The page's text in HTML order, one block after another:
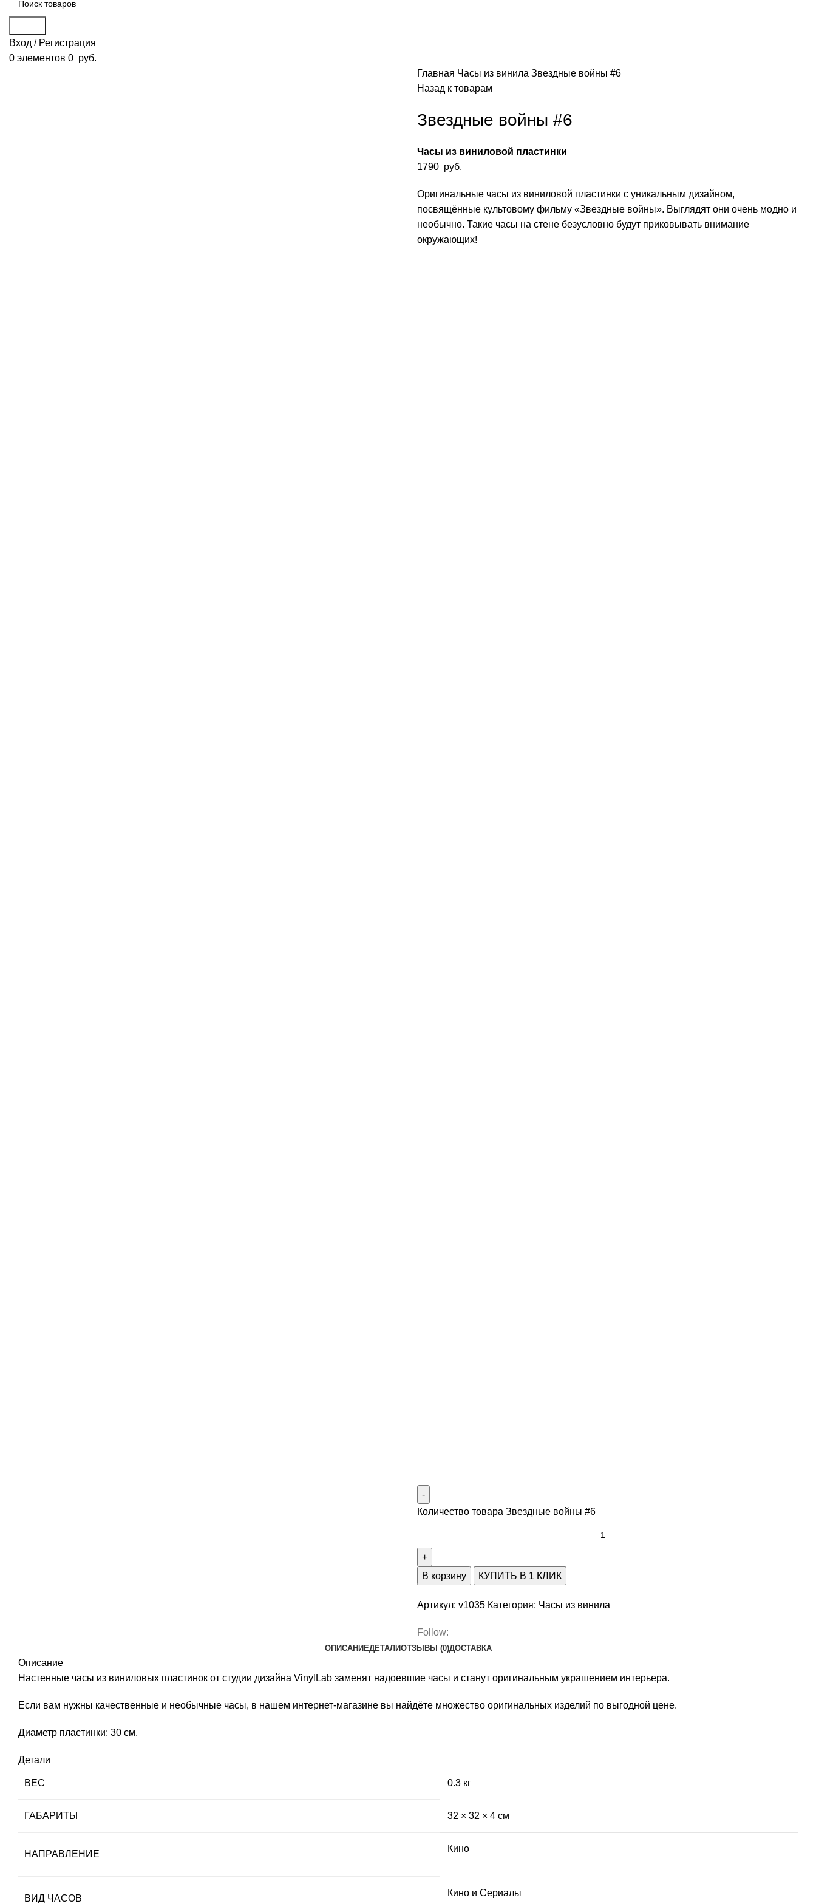
Вход / Регистрация
0 элементов 0 руб.
Главная Часы из винила Звездные войны #6
Назад к товарам
Звездные войны #6
Часы из виниловой пластинки
1790 руб.
Оригинальные часы из виниловой пластинки с уникальным дизайном,
посвящённые культовому фильму «Звездные войны». Выглядят они очень модно и
необычно. Такие часы на стене безусловно будут приковывать внимание
окружающих!
Количество товара Звездные войны #6
В корзину КУПИТЬ В 1 КЛИК
Артикул: v1035 Категория: Часы из винила
Follow:
ОПИСАНИЕДЕТАЛИОТЗЫВЫ (0)ДОСТАВКА
Описание
Настенные часы из виниловых пластинок от студии дизайна VinylLab заменят надоевшие часы и станут оригинальным украшением интерьера.
Если вам нужны качественные и необычные часы, в нашем интернет-магазине вы найдёте множество оригинальных изделий по выгодной цене.
Диаметр пластинки: 30 см.
Детали
ВЕС 0.3 кг
ГАБАРИТЫ 32 × 32 × 4 см
НАПРАВЛЕНИЕ
Кино
ВИД ЧАСОВ
Кино и Сериалы